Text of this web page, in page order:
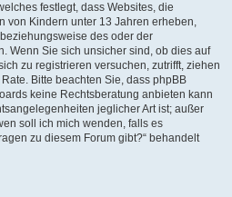
festlegt, dass Websites, die
von Kindern unter 13 Jahren erheben,
des oder der
Wenn Sie sich unsicher sind, ob dies auf
zu registrieren versuchen, zutrifft, ziehen
Bitte beachten Sie, dass phpBB
keine Rechtsberatung anbieten kann
jeglicher Art ist; außer
soll ich mich wenden, falls es
zu diesem Forum gibt?“ behandelt